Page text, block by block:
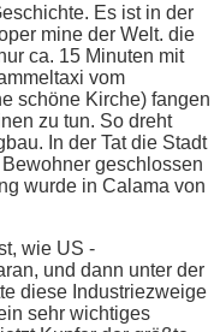
Es ist in der
mine der Welt. die
ca. 15 Minuten mit
vom
schöne Kirche) fangen
zu tun. So dreht
In der Tat die Stadt
geschlossen
wurde in Calama von
wie US -
und dann unter der
diese Industriezweige
sehr wichtiges